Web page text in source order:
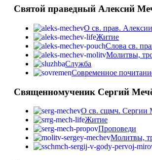
Святой праведный Алексий
О св. прав.
Житие
Слова св.
Молитвы,
Служба
Cовременное
Священномученик Сергий
О св. сщмч. Сергии
Житие
Проповеди
Молитвы,